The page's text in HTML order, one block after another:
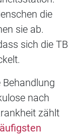
die
sie ab.
sich die TB
nach
zählt